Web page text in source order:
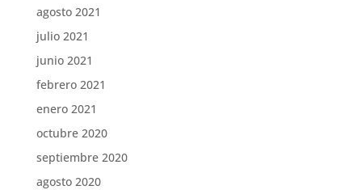
agosto 2021
julio 2021
junio 2021
febrero 2021
enero 2021
octubre 2020
septiembre 2020
agosto 2020